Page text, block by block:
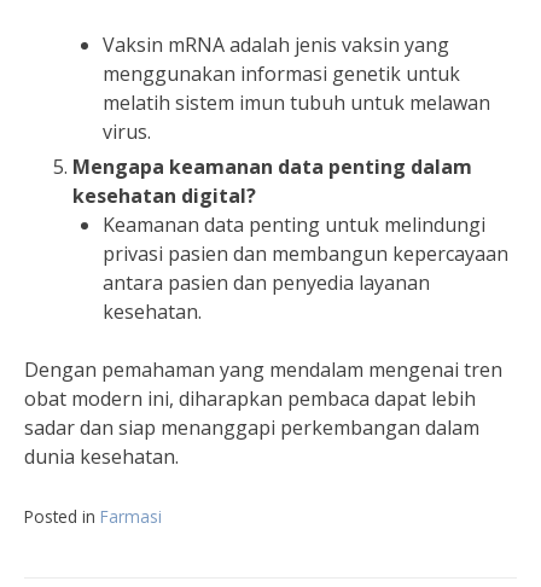
Vaksin mRNA adalah jenis vaksin yang
menggunakan informasi genetik untuk
melatih sistem imun tubuh untuk melawan
virus.
Mengapa keamanan data penting dalam
kesehatan digital?
Keamanan data penting untuk melindungi
privasi pasien dan membangun kepercayaan
antara pasien dan penyedia layanan
kesehatan.
Dengan pemahaman yang mendalam mengenai tren
obat modern ini, diharapkan pembaca dapat lebih
sadar dan siap menanggapi perkembangan dalam
dunia kesehatan.
Posted in Farmasi